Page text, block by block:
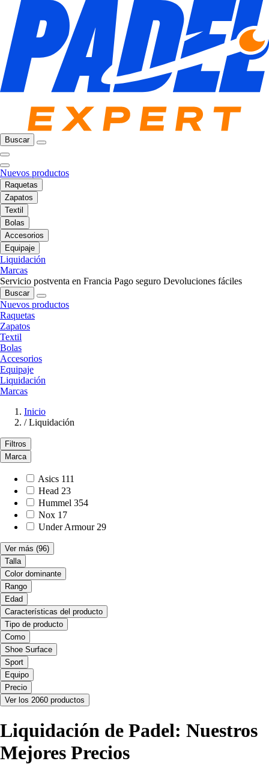
Buscar
Nuevos productos
Raquetas
Zapatos
Textil
Bolas
Accesorios
Equipaje
Liquidación
Marcas
Servicio postventa en Francia Pago seguro Devoluciones fáciles
Buscar
Nuevos productos
Raquetas
Zapatos
Textil
Bolas
Accesorios
Equipaje
Liquidación
Marcas
Inicio
/ Liquidación
Filtros
Marca
Asics 111
Head 23
Hummel 354
Nox 17
Under Armour 29
Ver más (96)
Talla
Color dominante
Rango
Edad
Características del producto
Tipo de producto
Como
Shoe Surface
Sport
Equipo
Precio
Ver los 2060 productos
Liquidación de Padel: Nuestros
Mejores Precios